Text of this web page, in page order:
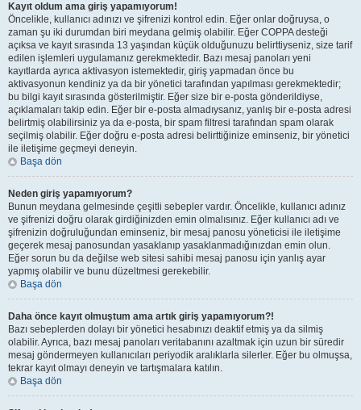
Kayıt oldum ama giriş yapamıyorum!
Öncelikle, kullanıcı adınızı ve şifrenizi kontrol edin. Eğer onlar doğruysa, o
zaman şu iki durumdan biri meydana gelmiş olabilir. Eğer COPPA desteği
açıksa ve kayıt sırasında 13 yaşından küçük olduğunuzu belirttiyseniz, size tarif
edilen işlemleri uygulamanız gerekmektedir. Bazı mesaj panoları yeni
kayıtlarda ayrıca aktivasyon istemektedir, giriş yapmadan önce bu
aktivasyonun kendiniz ya da bir yönetici tarafından yapılması gerekmektedir;
bu bilgi kayıt sırasında gösterilmiştir. Eğer size bir e-posta gönderildiyse,
açıklamaları takip edin. Eğer bir e-posta almadıysanız, yanlış bir e-posta adresi
belirtmiş olabilirsiniz ya da e-posta, bir spam filtresi tarafından spam olarak
seçilmiş olabilir. Eğer doğru e-posta adresi belirttiğinize eminseniz, bir yönetici
ile iletişime geçmeyi deneyin.
Başa dön
Neden giriş yapamıyorum?
Bunun meydana gelmesinde çeşitli sebepler vardır. Öncelikle, kullanıcı adınız
ve şifrenizi doğru olarak girdiğinizden emin olmalısınız. Eğer kullanıcı adı ve
şifrenizin doğruluğundan eminseniz, bir mesaj panosu yöneticisi ile iletişime
geçerek mesaj panosundan yasaklanıp yasaklanmadığınızdan emin olun.
Eğer sorun bu da değilse web sitesi sahibi mesaj panosu için yanlış ayar
yapmış olabilir ve bunu düzeltmesi gerekebilir.
Başa dön
Daha önce kayıt olmuştum ama artık giriş yapamıyorum?!
Bazı sebeplerden dolayı bir yönetici hesabınızı deaktif etmiş ya da silmiş
olabilir. Ayrıca, bazı mesaj panoları veritabanını azaltmak için uzun bir süredir
mesaj göndermeyen kullanıcıları periyodik aralıklarla silerler. Eğer bu olmuşsa,
tekrar kayıt olmayı deneyin ve tartışmalara katılın.
Başa dön